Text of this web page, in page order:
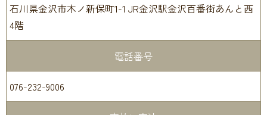
石川県金沢市木ノ新保町1-1 JR金沢駅金沢百番街あんと西
4階
電話番号
076-232-9006